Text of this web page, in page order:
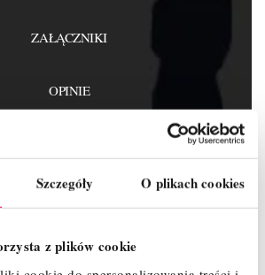
Szczegóły O plikach cookies
z plików cookie
ZAŁĄCZNIKI
OPINIE
szt.
szt.